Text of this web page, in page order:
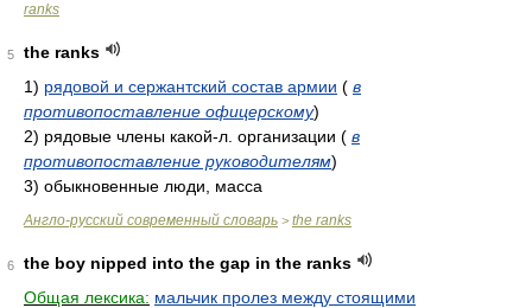
ranks
5
the ranks
1) рядовой и сержантский состав армии ( в
противопоставление офицерскому)
2) рядовые члены какой-л. организации ( в
противопоставление руководителям)
3) обыкновенные люди, масса
Англо-русский современный словарь > the ranks
6
the boy nipped into the gap in the ranks
Общая лексика: мальчик пролез между стоящими